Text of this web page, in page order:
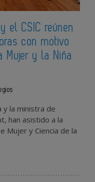
el CSIC reúnen
con motivo
Mujer y la Niña
y la ministra de
han asistido a la
Mujer y Ciencia de la